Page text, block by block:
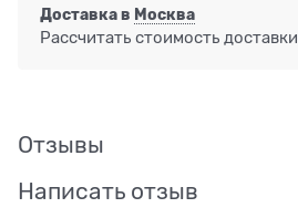
Доставка в Москва
Рассчитать стоимость доставки
Отзывы
Написать отзыв